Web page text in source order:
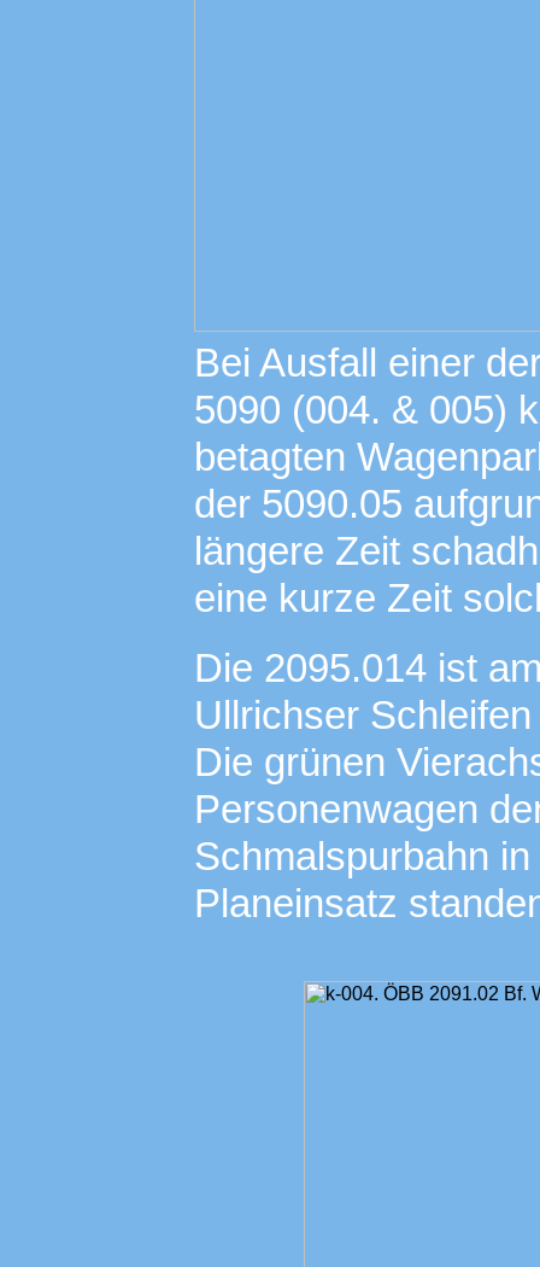
Bei Ausfall einer
5090 (004. & 005)
betagten
der 5090.05
längere Zeit
eine kurze Zeit
Die 2095.014 ist
Ullrichser
Die grünen
Personenwagen
Schmalspurbahn
Planeinsatz